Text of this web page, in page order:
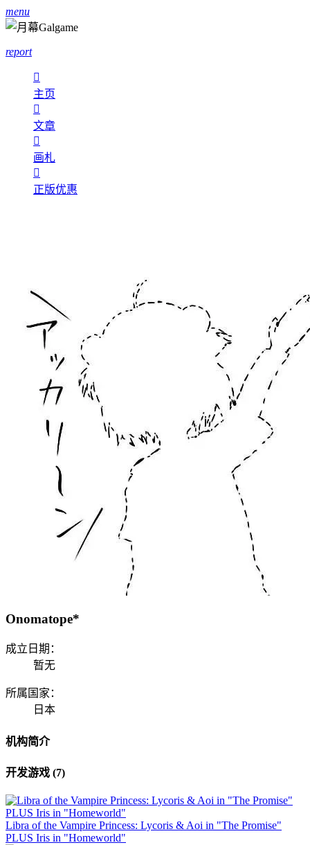
menu
report

主页

文章

画札

正版优惠
Onomatope*
成立日期：
暂无
所属国家：
日本
机构简介
开发游戏 (7)
Libra of the Vampire Princess: Lycoris & Aoi in "The Promise"
PLUS Iris in "Homeworld"